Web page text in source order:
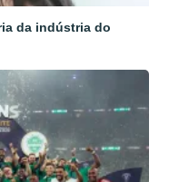
da indústria do